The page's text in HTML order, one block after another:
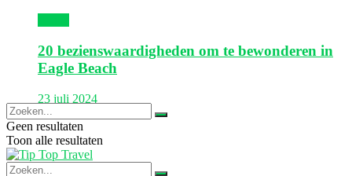
20 bezienswaardigheden om te bewonderen in
Eagle Beach
23 juli 2024
Geen resultaten
Toon alle resultaten